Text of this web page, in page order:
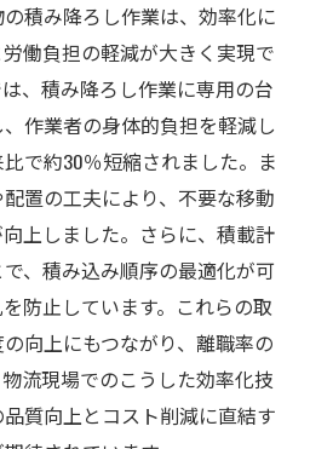
積み降ろし作業は、効率化に
働負担の軽減が大きく実現で
、積み降ろし作業に専用の台
作業者の身体的負担を軽減し
で約30％短縮されました。ま
置の工夫により、不要な移動
上しました。さらに、積載計
、積み込み順序の最適化が可
防止しています。これらの取
向上にもつながり、離職率の
流現場でのこうした効率化技
質向上とコスト削減に直結す